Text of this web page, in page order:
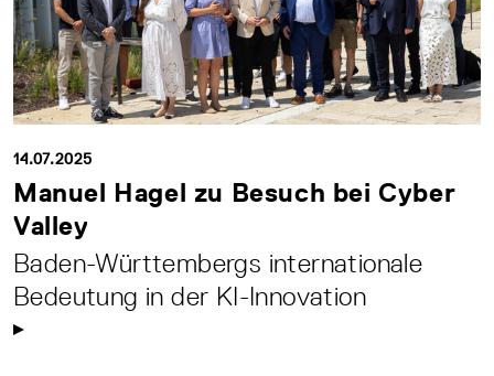
14.07.2025
Manuel Hagel zu Besuch bei Cyber
Valley
Baden-Württembergs internationale
Bedeutung in der KI-Innovation